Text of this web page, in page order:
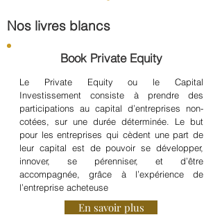
Nos livres blancs
Book Private Equity
Le Private Equity ou le Capital
Investissement consiste à prendre des
participations au capital d’entreprises non-
cotées, sur une durée déterminée. Le but
pour les entreprises qui cèdent une part de
leur capital est de pouvoir se développer,
innover, se pérenniser, et d’être
accompagnée, grâce à l’expérience de
l’entreprise acheteuse
En savoir plus